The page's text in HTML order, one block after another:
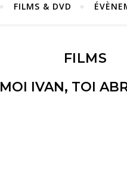
FILMS & DVD
FILMS
MOI IVAN, TOI